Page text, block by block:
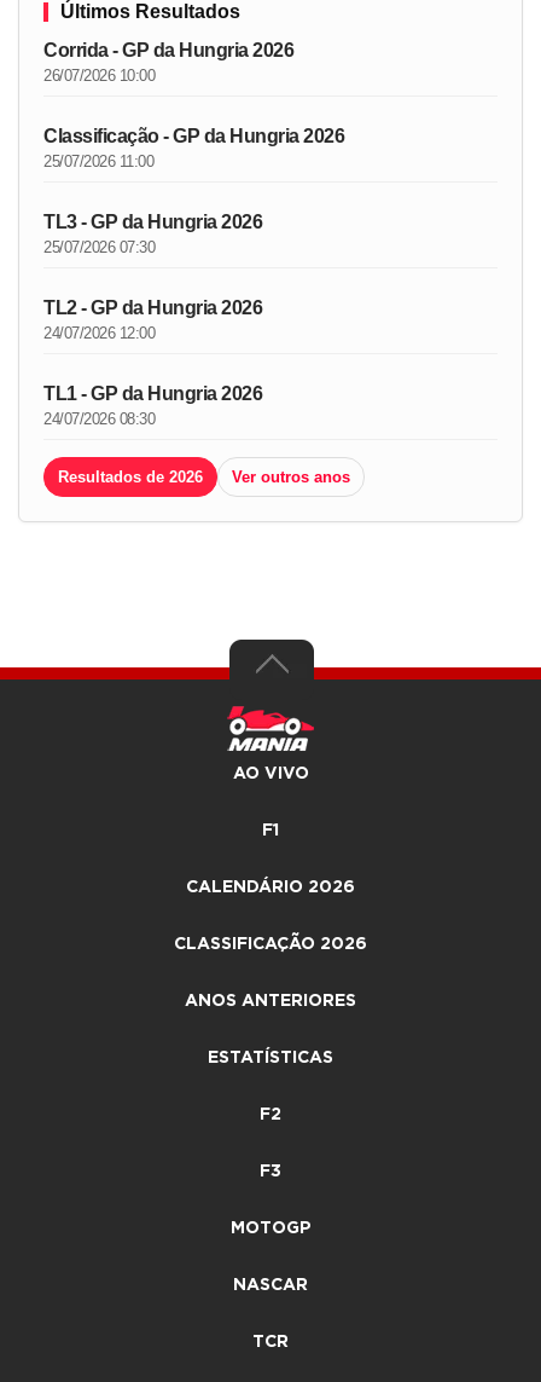
Últimos Resultados
Corrida - GP da Hungria 2026
26/07/2026 10:00
Classificação - GP da Hungria 2026
25/07/2026 11:00
TL3 - GP da Hungria 2026
25/07/2026 07:30
TL2 - GP da Hungria 2026
24/07/2026 12:00
TL1 - GP da Hungria 2026
24/07/2026 08:30
Resultados de 2026 Ver outros anos
AO VIVO
F1
CALENDÁRIO 2026
CLASSIFICAÇÃO 2026
ANOS ANTERIORES
ESTATÍSTICAS
F2
F3
MOTOGP
NASCAR
TCR